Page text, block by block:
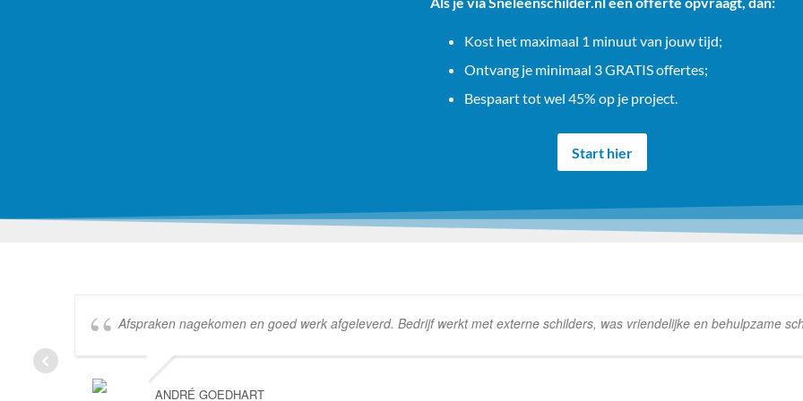
Kost het maximaal 1 minuut van jouw tijd;
Ontvang je minimaal 3 GRATIS offertes;
Bespaart tot wel 45% op je project.
Start hier
Afspraken nagekomen en goed werk afgeleverd. Bedrijf werkt met externe schilders, was vriendelijke en behulpzame
ANDRÉ GOEDHART